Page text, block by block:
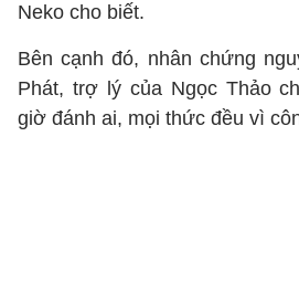
Neko cho biết.
Bên cạnh đó, nhân chứng
Phát, trợ lý của Ngọc Thảo
giờ đánh ai, mọi thức đều vì